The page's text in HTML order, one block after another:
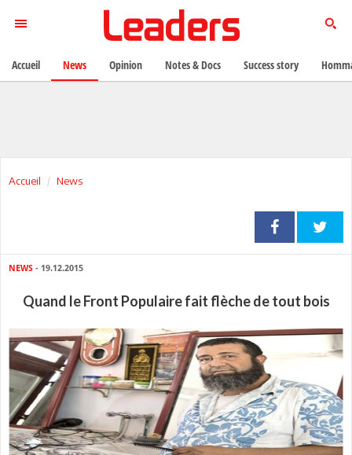
Accueil News
NEWS - 19.12.2015
Quand le Front Populaire fait flèche de tout bois
Accueil News Opinion Notes & Docs Success story